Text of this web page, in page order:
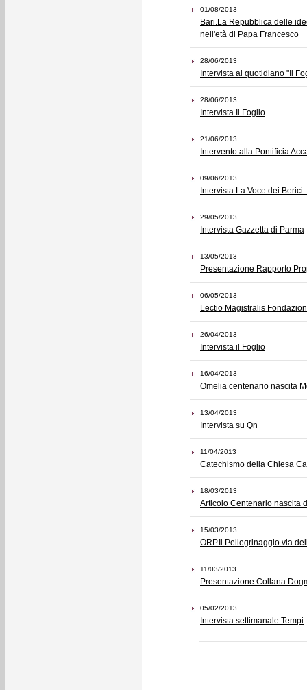
01/08/2013
Bari.La Repubblica delle
nell'età di Papa Francesco
28/06/2013
Intervista al quotidiano "Il
28/06/2013
Intervista Il Foglio
21/06/2013
Intervento alla Pontificia
09/06/2013
Intervista La Voce dei
29/05/2013
Intervista Gazzetta di Parma
13/05/2013
Presentazione Rapporto
06/05/2013
Lectio Magistralis
26/04/2013
Intervista il Foglio
16/04/2013
Omelia centenario nascita
13/04/2013
Intervista su Qn
11/04/2013
Catechismo della Chiesa
18/03/2013
Articolo Centenario nascita
15/03/2013
ORP.Il Pellegrinaggio via
11/03/2013
Presentazione Collana
05/02/2013
Intervista settimanale Tempi